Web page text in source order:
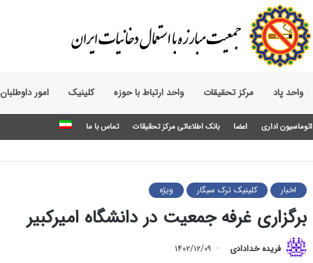
واحد پاد مرکز تحقیقات واحد ارتباط با حوزه‌ کلینیک امور داوطلبان
اتوماسیون اداری اعضا بانک اطلاعاتی مرکز تحقیقات تماس با ما
اخبار کلینیک ترک سیگار ویژه
برگزاری غرفه جمعیت در دانشگاه امیرکبیر
فریده خدادادی ۱۴۰۲/۱۲/۰۹